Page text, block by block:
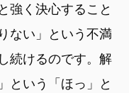
強く決心すること
ない」という不満
続けるのです。解
という「ほっ」と